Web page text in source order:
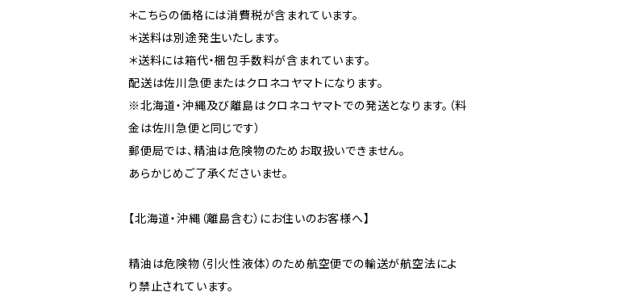
＊こちらの価格には消費税が含まれています。
＊送料は別途発生いたします。
＊送料には箱代・梱包手数料が含まれています。
配送は佐川急便またはクロネコヤマトになります。
※北海道・沖縄及び離島はクロネコヤマトでの発送となります。（料
金は佐川急便と同じです）
郵便局では、精油は危険物のためお取扱いできません。
あらかじめご了承くださいませ。
【北海道・沖縄（離島含む）にお住いのお客様へ】
精油は危険物（引火性液体）のため航空便での輸送が航空法によ
り禁止されています。